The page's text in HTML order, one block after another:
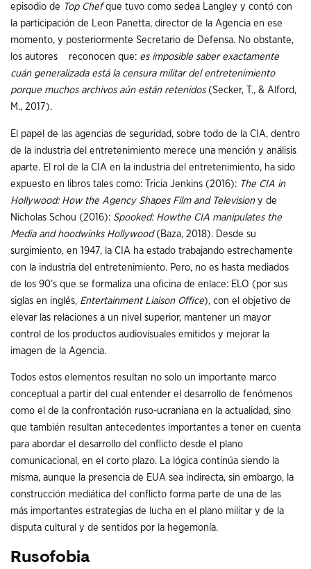
episodio de Top Chefque tuvo como sedea Langley y contó con
la participación de Leon Panetta, director de la Agencia en ese
momento, y posteriormente Secretario de Defensa. No obstante,
los autores reconocen que: es imposible saber exactamente
cuán generalizada está la censura militar del entretenimiento
porque muchos archivos aún están retenidos (Secker, T., & Alford,
M., 2017).
El papel de las agencias de seguridad, sobre todo de la CIA, dentro
de la industria del entretenimiento merece una mención y análisis
aparte. El rol de la CIA en la industria del entretenimiento, ha sido
expuesto en libros tales como: Tricia Jenkins (2016): The CIA in
Hollywood: How the Agency Shapes Film and Televisiony de
Nicholas Schou (2016): Spooked: Howthe CIA manipulates the
Media and hoodwinks Hollywood(Baza, 2018). Desde su
surgimiento, en 1947, la CIA ha estado trabajando estrechamente
con la industria del entretenimiento. Pero, no es hasta mediados
de los 90’s que se formaliza una oficina de enlace: ELO (por sus
siglas en inglés, Entertainment Liaison Office), con el objetivo de
elevar las relaciones a un nivel superior, mantener un mayor
control de los productos audiovisuales emitidos y mejorar la
imagen de la Agencia.
Todos estos elementos resultan no solo un importante marco
conceptual a partir del cual entender el desarrollo de fenómenos
como el de la confrontación ruso-ucraniana en la actualidad, sino
que también resultan antecedentes importantes a tener en cuenta
para abordar el desarrollo del conflicto desde el plano
comunicacional, en el corto plazo. La lógica continúa siendo la
misma, aunque la presencia de EUA sea indirecta, sin embargo, la
construcción mediática del conflicto forma parte de una de las
más importantes estrategias de lucha en el plano militar y de la
disputa cultural y de sentidos por la hegemonía.
Rusofobia